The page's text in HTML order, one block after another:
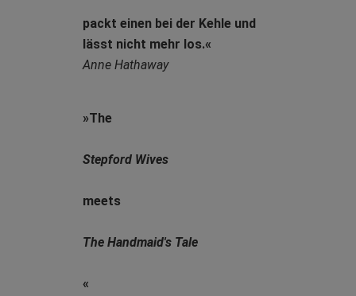
packt einen bei der Kehle und
lässt nicht mehr los.«
Anne Hathaway
»The
Stepford Wives
meets
The Handmaid's Tale
«